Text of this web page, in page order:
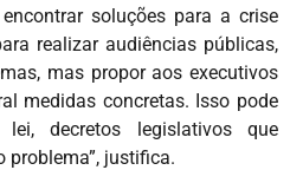
soluções para a crise
realizar audiências públicas,
mas propor aos executivos
medidas concretas. Isso pode
decretos legislativos que
problema”, justifica.